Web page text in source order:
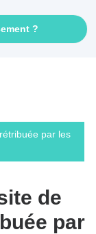
?
AN
par les
de
par